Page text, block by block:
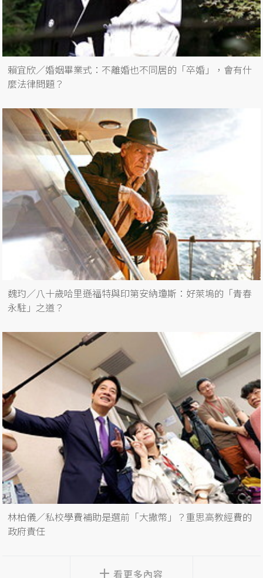
賴宜欣／婚姻畢業式：不離婚也不同居的「卒婚」，會有什
麼法律問題？
魏玓／八十歲哈里遜福特與印第安納瓊斯：好萊塢的「青春
永駐」之道？
林柏儀／私校學費補助是選前「大撒幣」？重思高教經費的
政府責任
看更多內容